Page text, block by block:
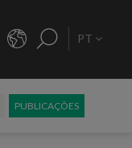
PT
PUBLICAÇÕES